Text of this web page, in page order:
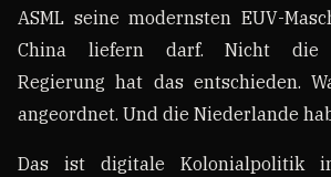
ASML seine modernsten EUV-
China liefern darf. Nicht die
Regierung hat das entschieden.
angeordnet. Und die Niederlande
Das ist digitale Kolonialpolitik